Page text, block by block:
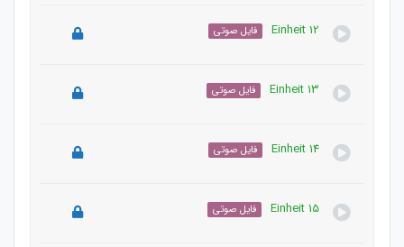
این بخش خصوصی می باشد. برای دسترسی کامل به دروس
Einheit 12 فایل صوتی
این بخش خصوصی می باشد. برای دسترسی کامل به دروس
Einheit 13 فایل صوتی
این بخش خصوصی می باشد. برای دسترسی کامل به دروس
Einheit 14 فایل صوتی
این بخش خصوصی می باشد. برای دسترسی کامل به دروس
Einheit 15 فایل صوتی